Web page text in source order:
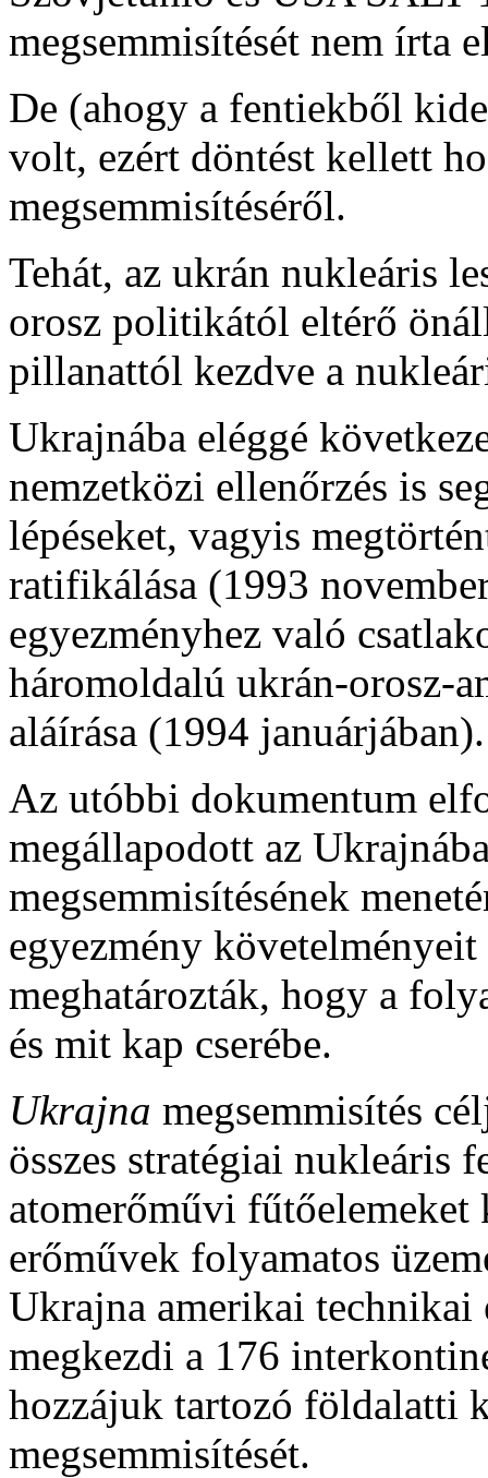
megsemmisítését nem írta
De (ahogy a fentiekből
volt, ezért döntést kellett
megsemmisítéséről.
Tehát, az ukrán nukleáris
orosz politikától eltérő
pillanattól kezdve a
Ukrajnába eléggé
nemzetközi ellenőrzés is
lépéseket, vagyis
ratifikálása (1993
egyezményhez való
háromoldalú ukrán-orosz-
aláírása (1994 januárjában).
Az utóbbi dokumentum
megállapodott az
megsemmisítésének
egyezmény
meghatározták, hogy a
és mit kap cserébe.
Ukrajna megsemmisítés
összes stratégiai nukleáris
atomerőművi
erőművek folyamatos
Ukrajna amerikai technikai
megkezdi a 176
hozzájuk tartozó földalatti
megsemmisítését.